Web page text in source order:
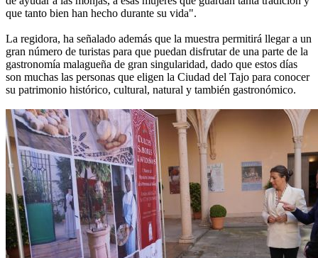
que tanto bien han hecho durante su vida".
La regidora, ha señalado además que la muestra permitirá llegar a un
gran número de turistas para que puedan disfrutar de una parte de la
gastronomía malagueña de gran singularidad, dado que estos días
son muchas las personas que eligen la Ciudad del Tajo para conocer
su patrimonio histórico, cultural, natural y también gastronómico.